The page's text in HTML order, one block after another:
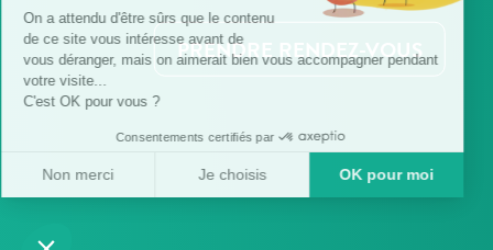
On a attendu d'être sûrs que le contenu
de ce site vous intéresse avant de
vous déranger, mais on aimerait bien vous accompagner pendant
votre visite...
C'est OK pour vous ?
Consentements certifiés par
Non merci Je choisis OK pour moi
PRENDRE RENDEZ-VOUS